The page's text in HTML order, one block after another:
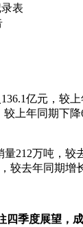
表
亿元，较
上年同期下
212万吨，
较去年同期增长
四季度展望，